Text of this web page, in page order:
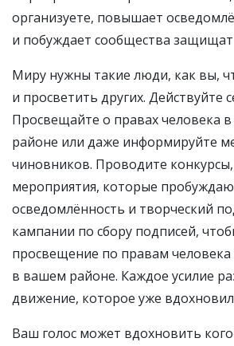
организуете, повышает
и побуждает сообщества
Миру нужны такие люди, как вы,
и просветить других. Действуйте
Просвещайте о правах человека
районе или даже информируйте
чиновников. Проводите
мероприятия, которые
осведомлённость и творческий
кампании по сбору подписей,
просвещение по правам
в вашем районе. Каждое усилие
движение, которое уже
Ваш голос может вдохновить